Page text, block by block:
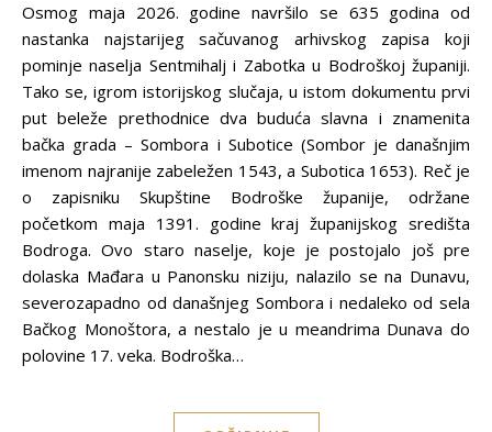
Osmog maja 2026. godine navršilo se 635 godina od
nastanka najstarijeg sačuvanog arhivskog zapisa koji
pominje naselja Sentmihalj i Zabotka u Bodroškoj županiji.
Tako se, igrom istorijskog slučaja, u istom dokumentu prvi
put beleže prethodnice dva buduća slavna i znamenita
bačka grada – Sombora i Subotice (Sombor je današnjim
imenom najranije zabeležen 1543, a Subotica 1653). Reč je
o zapisniku Skupštine Bodroške županije, održane
početkom maja 1391. godine kraj županijskog središta
Bodroga. Ovo staro naselje, koje je postojalo još pre
dolaska Mađara u Panonsku niziju, nalazilo se na Dunavu,
severozapadno od današnjeg Sombora i nedaleko od sela
Bačkog Monoštora, a nestalo je u meandrima Dunava do
polovine 17. veka. Bodroška…